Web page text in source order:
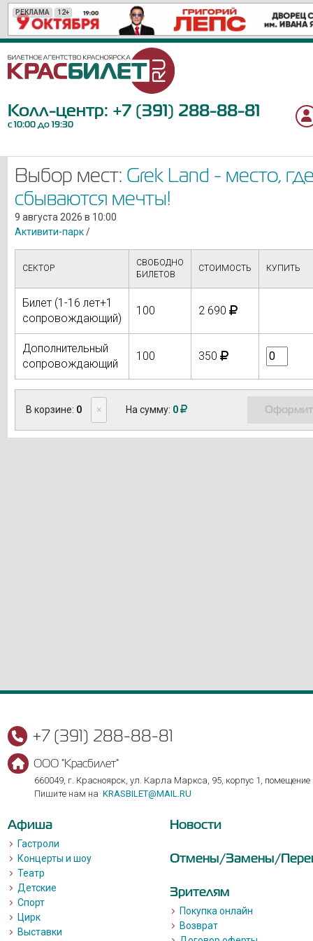
РЕКЛАМА 12+
РЕКЛАМА 12+
РЕКЛАМА 12+
РЕКЛАМА 12+
РЕКЛАМА 6+
РЕКЛАМА 12+
РЕКЛАМА 6+
РЕКЛАМА 12+
РЕКЛАМА 16+
РЕКЛАМА 6+
РЕКЛАМА 6+
РЕКЛАМА 12+
РЕКЛАМА 0+
РЕКЛАМА 6+
РЕКЛАМА 18+
РЕКЛАМА 16+
РЕКЛАМА 18+
РЕКЛАМА 12+
РЕКЛАМА 12+
РЕКЛАМА 6+
Колл-центр: +7 (391) 288-88-81
с 10:00 до 19:30
Выбор мест: Grek Land - место,
сбываются мечты!
9 августа 2026 в 10:00
Активити-парк/
СЕКТОР
СВОБОДНО
БИЛЕТОВ
СТОИМОСТЬ КУПИТЬ
Билет (1-16 лет+1
сопровождающий)
100 2 690
Дополнительный
сопровождающий
100 350
В корзине: 0 × На сумму: 0
+7 (391) 288-88-81
ООО "Красбилет"
660049, г. Красноярск, ул. Карла Маркса, 95, корпус 1, помещение
Пишите нам на KRASBILET@MAIL.RU
Афиша
Гастроли
Концерты и шоу
Театр
Детские
Спорт
Цирк
Выставки
Новости
Отмены/Замены/
Зрителям
Покупка онлайн
Возврат